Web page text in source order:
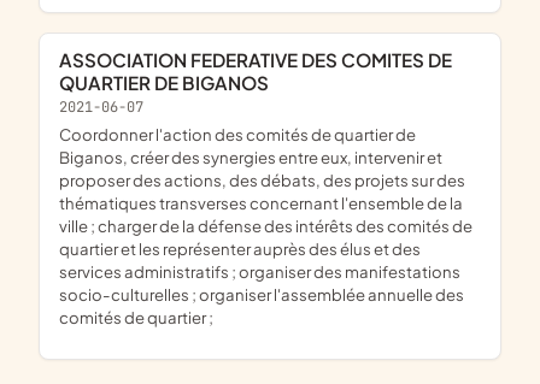
ASSOCIATION FEDERATIVE DES COMITES DE
QUARTIER DE BIGANOS
2021-06-07
coordonner l'action des comités de quartier de
Biganos, créer des synergies entre eux, intervenir et
proposer des actions, des débats, des projets sur des
thématiques transverses concernant l'ensemble de la
ville ; charger de la défense des intérêts des comités de
quartier et les représenter auprès des élus et des
services administratifs ; organiser des manifestations
socio-culturelles ; organiser l'assemblée annuelle des
comités de quartier ;